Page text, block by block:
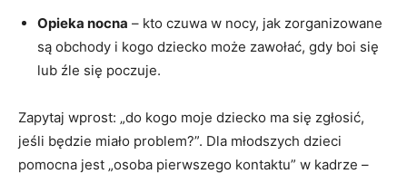
Opieka nocna – kto czuwa w nocy, jak zorganizowane
są obchody i kogo dziecko może zawołać, gdy boi się
lub źle się poczuje.
Zapytaj wprost: „do kogo moje dziecko ma się zgłosić,
jeśli będzie miało problem?”. Dla młodszych dzieci
pomocna jest „osoba pierwszego kontaktu” w kadrze –